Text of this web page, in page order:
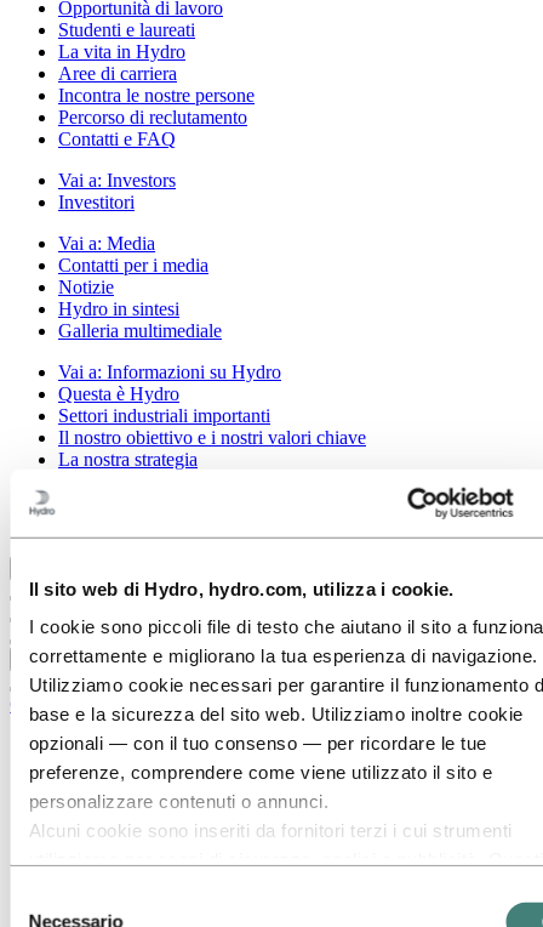
Il sito web di Hydro, hydro.com, utilizza i cookie.
I cookie sono piccoli file di testo che aiutano il sito a
correttamente e migliorano la tua esperienza di navigazione.
Utilizziamo cookie necessari per garantire il funzionamento
base e la sicurezza del sito web. Utilizziamo inoltre cookie
opzionali — con il tuo consenso — per ricordare le tue
preferenze, comprendere come viene utilizzato il sito e
personalizzare contenuti o annunci.
Alcuni cookie sono inseriti da fornitori terzi i cui strumenti
utilizzo del nostro sito con altre informazioni che hai fornito
Necessario
Opportunità di lavoro
Studenti e laureati
La vita in Hydro
Aree di carriera
Incontra le nostre persone
Percorso di reclutamento
Contatti e FAQ
Vai a: Investors
Investitori
Vai a: Media
Contatti per i media
Notizie
Hydro in sintesi
Galleria multimediale
Vai a: Informazioni su Hydro
Questa è Hydro
Settori industriali importanti
Il nostro obiettivo e i nostri valori chiave
La nostra strategia
Chiudi
Carriera
Opportunità di lavoro
Studenti e laureati
La vita in Hydro
Aree di carriera
Approvvigionamento
Gestione del portafoglio